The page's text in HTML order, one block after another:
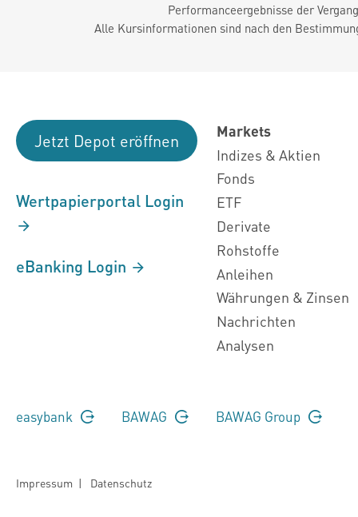
Performanceergebnisse der
Alle Kursinformationen sind nach den
Jetzt Depot eröffnen
Wertpapierportal Login
eBanking Login
Markets
Indizes & Aktien
Fonds
ETF
Derivate
Rohstoffe
Anleihen
Währungen & Zinsen
Nachrichten
Analysen
easybank BAWAG BAWAG Group
Impressum | Datenschutz